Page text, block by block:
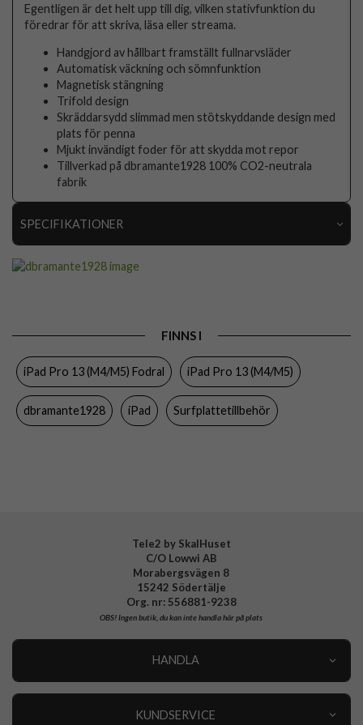
Egentligen är det helt upp till dig, vilken stativfunktion du
föredrar för att skriva, läsa eller streama.
Handgjord av hållbart framställt fullnarvsläder
Automatisk väckning och sömnfunktion
Magnetisk stängning
Trifold design
Skräddarsydd slimmad men stötskyddande design med
plats för penna
Mjukt invändigt foder för att skydda mot repor
Tillverkad på dbramante1928 100% CO2-neutrala
fabrik
SPECIFIKATIONER
Sov/Vakna funktion, Stativfunktion
Färg
Hårdplast (PC), Äkta läder
Varumärke dbramante1928
FINNS I
iPad Pro 13 (M4/M5) Fodral iPad Pro 13 (M4/M5)
dbramante1928 iPad Surfplattetillbehör
Tele2 by SkalHuset
C/O Lowwi AB
Morabergsvägen 8
15242 Södertälje
Org. nr: 556881-9238
OBS!Ingen butik, du kan inte handla här på plats
HANDLA
KUNDSERVICE